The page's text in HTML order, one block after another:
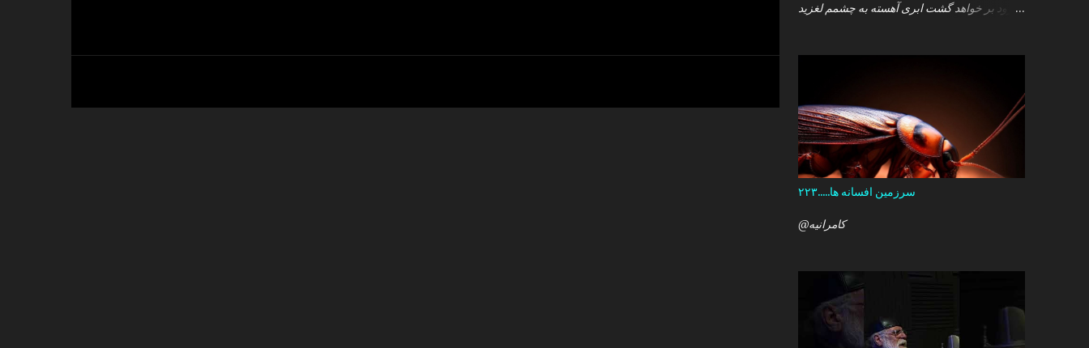
.زود بر خواهد گشت ابری آهسته به چشمم لغزید
سرزمین افسانه ها.....۲۲۳
@کامرانیه